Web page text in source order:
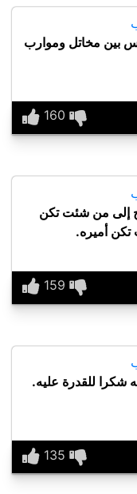
بين مخاتل وموارب
إلى من شئت تكن
أميره.
شكرا للقدرة عليه.